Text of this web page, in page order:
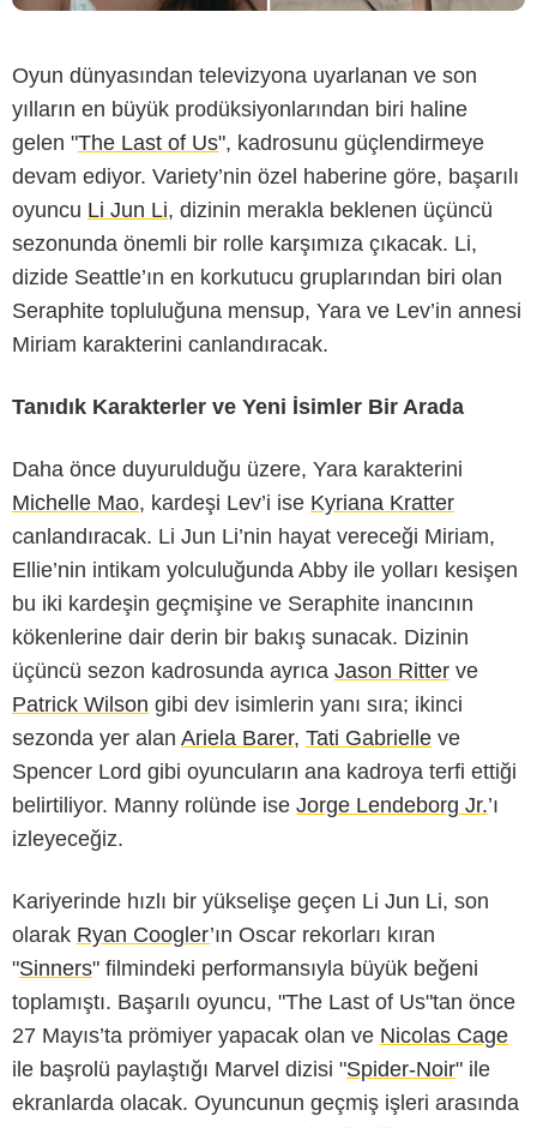
Oyun dünyasından televizyona uyarlanan ve son
yılların en büyük prodüksiyonlarından biri haline
gelen "The Last of Us", kadrosunu güçlendirmeye
devam ediyor. Variety’nin özel haberine göre, başarılı
oyuncu Li Jun Li, dizinin merakla beklenen üçüncü
sezonunda önemli bir rolle karşımıza çıkacak. Li,
dizide Seattle’ın en korkutucu gruplarından biri olan
Seraphite topluluğuna mensup, Yara ve Lev’in annesi
Miriam karakterini canlandıracak.
Tanıdık Karakterler ve Yeni İsimler Bir Arada
Daha önce duyurulduğu üzere, Yara karakterini
Michelle Mao, kardeşi Lev’i ise Kyriana Kratter
canlandıracak. Li Jun Li’nin hayat vereceği Miriam,
Ellie’nin intikam yolculuğunda Abby ile yolları kesişen
bu iki kardeşin geçmişine ve Seraphite inancının
kökenlerine dair derin bir bakış sunacak. Dizinin
üçüncü sezon kadrosunda ayrıca Jason Ritter ve
Patrick Wilson gibi dev isimlerin yanı sıra; ikinci
sezonda yer alan Ariela Barer, Tati Gabrielle ve
Spencer Lord gibi oyuncuların ana kadroya terfi ettiği
belirtiliyor. Manny rolünde ise Jorge Lendeborg Jr.’ı
izleyeceğiz.
Kariyerinde hızlı bir yükselişe geçen Li Jun Li, son
olarak Ryan Coogler’ın Oscar rekorları kıran
"Sinners" filmindeki performansıyla büyük beğeni
toplamıştı. Başarılı oyuncu, "The Last of Us"tan önce
27 Mayıs’ta prömiyer yapacak olan ve Nicolas Cage
ile başrolü paylaştığı Marvel dizisi "Spider-Noir" ile
ekranlarda olacak. Oyuncunun geçmiş işleri arasında